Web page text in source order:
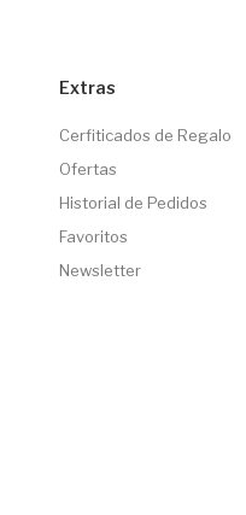
Extras
Cerfiticados de Regalo
Ofertas
Historial de Pedidos
Favoritos
Newsletter